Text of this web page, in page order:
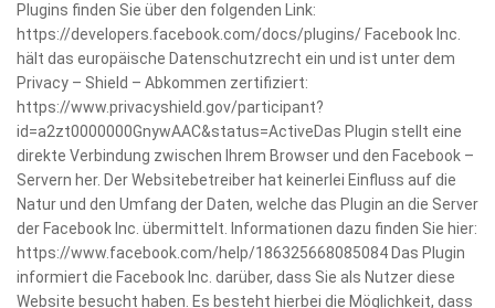
Plugins finden Sie über den folgenden Link:
https://developers.facebook.com/docs/plugins/ Facebook Inc.
hält das europäische Datenschutzrecht ein und ist unter dem
Privacy – Shield – Abkommen zertifiziert:
https://www.privacyshield.gov/participant?
id=a2zt0000000GnywAAC&status=ActiveDas Plugin stellt eine
direkte Verbindung zwischen Ihrem Browser und den Facebook –
Servern her. Der Websitebetreiber hat keinerlei Einfluss auf die
Natur und den Umfang der Daten, welche das Plugin an die Server
der Facebook Inc. übermittelt. Informationen dazu finden Sie hier:
https://www.facebook.com/help/186325668085084 Das Plugin
informiert die Facebook Inc. darüber, dass Sie als Nutzer diese
Website besucht haben. Es besteht hierbei die Möglichkeit, dass